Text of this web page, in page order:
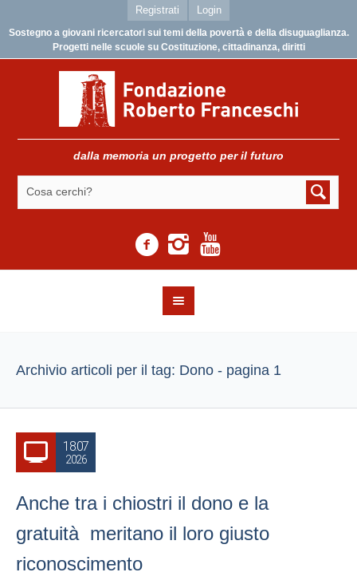
Registrati Login
Sostegno a giovani ricercatori sui temi della povertà e della disuguaglianza.
Progetti nelle scuole su Costituzione, cittadinanza, diritti
dalla memoria un progetto per il futuro
Archivio articoli per il tag: Dono - pagina 1
18.07
2026
Anche tra i chiostri il dono e la
gratuità meritano il loro giusto
riconoscimento